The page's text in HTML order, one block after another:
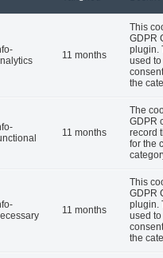
11 months
This
GDPR
plugin.
used
the
11 months
The
GDPR
record
for the
11 months
This
GDPR
plugin.
used
the